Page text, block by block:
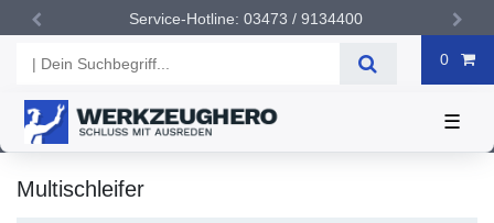
Service-Hotline: 03473 / 9134400
0
☰
Multischleifer